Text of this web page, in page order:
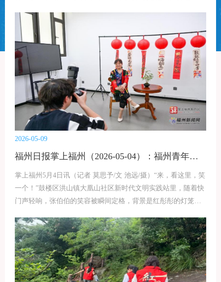
福建辐射全国，深耕应用型人才培养与思政教育创新，拥有扎
实的学科积淀、专业过硬的研究团队以及丰富的校园实践资
源。福州中闻传媒作为人民日报社旗下传媒力量，充分发挥平
台优势、传播优势和内容生产优势，为高校高质量发展注入央
媒智慧与专业资源。据悉，双方将以此次签约为契机，建立常
态化共建机制，围绕专家智库建设、党建品牌打造、思政课题
研究、红色研学实践等重点领域展开合作，全方位赋能高校育
人提质增效。接下来，双方将推动共建协议落地走实、开展深
度合作。近期，双方将联合组织红色实践活动，统筹融合思政
课程与课程思政建设，组织至诚学院思政教师、专业课教师及
脉、传承红色基因，进一步锤炼师生党性修养、夯实思政课程
育人成效，拓宽课程思政实践载体，提升师生思政素养与综合
实践能力，并依托实践创作一批高质量红色文化传媒作品。
（刘志勇 张宇晴）(责
2026-05-09
福州日报掌上福州（2026-05-04）：福州青年学子在社区里搭起“移动照相馆”
掌上福州5月4日讯（记者 莫思予/文 池远/摄）“来，看这里，笑
一个！”鼓楼区洪山镇大凰山社区新时代文明实践站里，随着快
门声轻响，张伯伯的笑容被瞬间定格，背景是红彤彤的灯笼
验。”拿着现场冲洗、装裱好的照片，张伯伯竖起了大拇指。这
是“光影筑邻——社区邻里移动照相馆”志愿服务项目“五一”前夕
的活动现场。“项目源于‘大学生挂职社区’的走访调研。”福州大
学至诚学院数据科学与统计系大三学生龚涵爽说，他们发现老
年人渴望留存生活记忆，但常受限于智能手机操作；更深层